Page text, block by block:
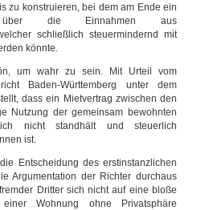
zu konstruieren, bei dem am Ende ein
über die Einnahmen aus
schließlich steuermindernd mit
könnte.
um wahr zu sein. Mit Urteil vom
Baden-Württemberg unter dem
dass ein Mietvertrag zwischen den
Nutzung der gemeinsam bewohnten
nicht standhält und steuerlich
ist.
Entscheidung des erstinstanzlichen
Argumentation der Richter durchaus
Dritter sich nicht auf eine bloße
Wohnung ohne Privatsphäre